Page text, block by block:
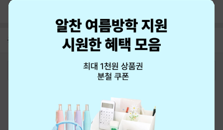
공지 8월 신용카드 무이자할부 안내
최근 본 상품
eBook 1:1문의/채팅상담
예스이십사(주) 사업자 정보